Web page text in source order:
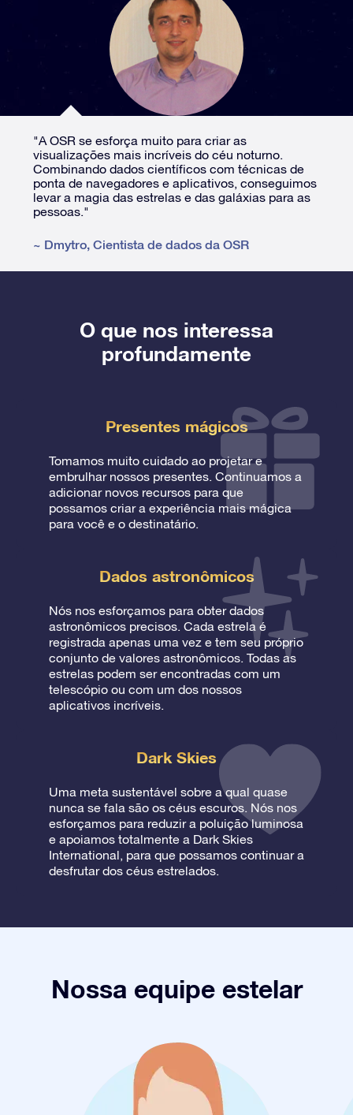
"A OSR se esforça muito para criar as
visualizações mais incríveis do céu noturno.
Combinando dados científicos com técnicas de
ponta de navegadores e aplicativos, conseguimos
levar a magia das estrelas e das galáxias para as
pessoas."
~ Dmytro, Cientista de dados da OSR
O que nos interessa
profundamente
Presentes mágicos
Tomamos muito cuidado ao projetar e
embrulhar nossos presentes. Continuamos a
adicionar novos recursos para que
possamos criar a experiência mais mágica
para você e o destinatário.
Dados astronômicos
Nós nos esforçamos para obter dados
astronômicos precisos. Cada estrela é
registrada apenas uma vez e tem seu próprio
conjunto de valores astronômicos. Todas as
estrelas podem ser encontradas com um
telescópio ou com um dos nossos
aplicativos incríveis.
Dark Skies
Uma meta sustentável sobre a qual quase
nunca se fala são os céus escuros. Nós nos
esforçamos para reduzir a poluição luminosa
e apoiamos totalmente a Dark Skies
International, para que possamos continuar a
desfrutar dos céus estrelados.
Nossa equipe estelar